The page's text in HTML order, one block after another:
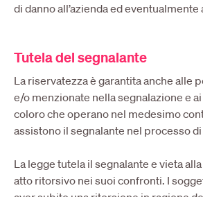
di danno all’azienda ed eventualmente
Tutela del segnalante
La riservatezza è garantita anche alle
e/o menzionate nella segnalazione e
coloro che operano nel medesimo
assistono il segnalante nel processo
La legge tutela il segnalante e vieta
atto ritorsivo nei suoi confronti. I